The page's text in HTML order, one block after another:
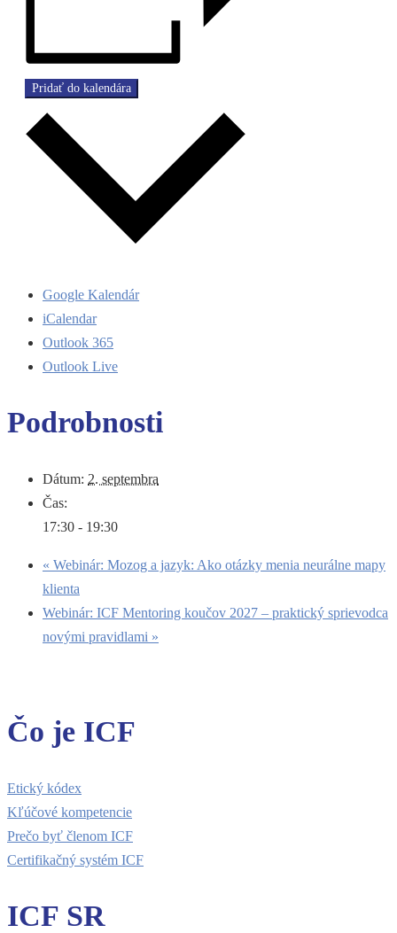
Pridať do kalendára
Google Kalendár
iCalendar
Outlook 365
Outlook Live
Podrobnosti
Dátum: 2. septembra
Čas:
17:30 - 19:30
« Webinár: Mozog a jazyk: Ako otázky menia neurálne mapy
klienta
Webinár: ICF Mentoring koučov 2027 – praktický sprievodca
novými pravidlami »
Čo je ICF
Etický kódex
Kľúčové kompetencie
Prečo byť členom ICF
Certifikačný systém ICF
ICF SR